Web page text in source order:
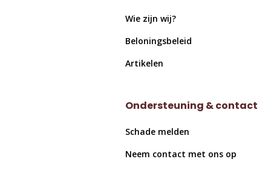
Wie zijn wij?
Beloningsbeleid
Artikelen
Ondersteuning & contact
Schade melden
Neem contact met ons op